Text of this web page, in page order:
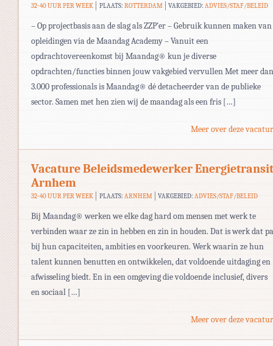
32-40 UUR PER WEEK PLAATS: ROTTERDAM VAKGEBIED:ADVIES/STAF/BELEID
– Op projectbasis aan de slag als ZZP’er – Gebruik kunnen maken van
opleidingen via de Maandag Academy – Vanuit een
opdrachtovereenkomst bij Maandag® kun je diverse
opdrachten/functies binnen jouw vakgebied vervullen Met meer dan
3.000 professionals is Maandag® dé detacheerder van de publieke
sector. Samen met hen zien wij de maandag als een fris […]
Meer over deze
Vacature Beleidsmedewerker
Arnhem
32-40 UUR PER WEEK PLAATS: ARNHEM VAKGEBIED:ADVIES/STAF/BELEID
Bij Maandag® werken we elke dag hard om mensen met werk te
verbinden waar ze zin in hebben en zin in houden. Dat is werk dat
bij hun capaciteiten, ambities en voorkeuren. Werk waarin ze hun
talent kunnen benutten en ontwikkelen, dat voldoende uitdaging en
afwisseling biedt. En in een omgeving die voldoende inclusief, divers
en sociaal […]
Meer over deze